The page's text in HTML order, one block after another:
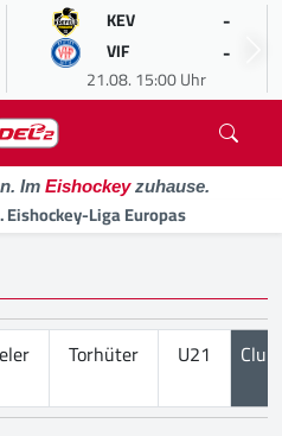
KEV -
VIF -
21.08. 15:00 Uhr
Im Eishockeyzuhause.
Liga Europas
Torhüter U21